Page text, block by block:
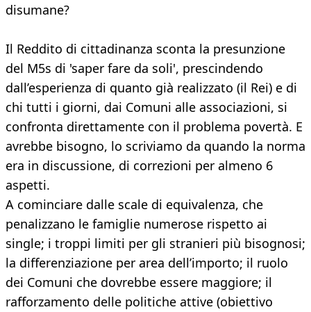
disumane?
Il Reddito di cittadinanza sconta la presunzione
del M5s di 'saper fare da soli', prescindendo
dall’esperienza di quanto già realizzato (il Rei) e di
chi tutti i giorni, dai Comuni alle associazioni, si
confronta direttamente con il problema povertà. E
avrebbe bisogno, lo scriviamo da quando la norma
era in discussione, di correzioni per almeno 6
aspetti.
A cominciare dalle scale di equivalenza, che
penalizzano le famiglie numerose rispetto ai
single; i troppi limiti per gli stranieri più bisognosi;
la differenziazione per area dell’importo; il ruolo
dei Comuni che dovrebbe essere maggiore; il
rafforzamento delle politiche attive (obiettivo